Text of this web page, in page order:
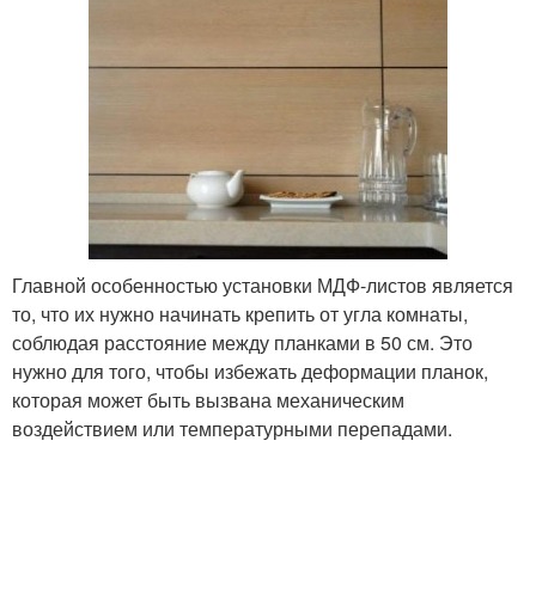
Главной особенностью установки МДФ-листов является
то, что их нужно начинать крепить от угла комнаты,
соблюдая расстояние между планками в 50 см. Это
нужно для того, чтобы избежать деформации планок,
которая может быть вызвана механическим
воздействием или температурными перепадами.